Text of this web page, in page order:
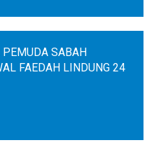
SABAH
FAEDAH LINDUNG 24